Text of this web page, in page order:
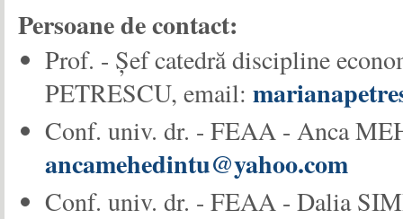
Persoane de contact:
Prof. - Șef catedră discipline
PETRESCU, email:
Conf. univ. dr. - FEAA - Anca
ancamehedintu@yahoo.com
Conf. univ. dr. - FEAA - Dalia